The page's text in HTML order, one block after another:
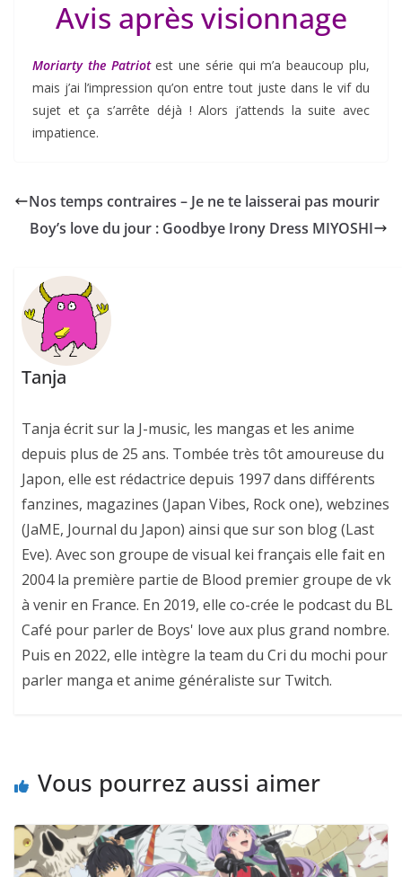
Avis après visionnage
Moriarty the Patriot est une série qui m’a beaucoup plu,
mais j’ai l’impression qu’on entre tout juste dans le vif du
sujet et ça s’arrête déjà ! Alors j’attends la suite avec
impatience.
Nos temps contraires – Je ne te laisserai pas mourir
Boy’s love du jour : Goodbye Irony Dress MIYOSHI
Tanja
Tanja écrit sur la J-music, les mangas et les anime
depuis plus de 25 ans. Tombée très tôt amoureuse du
Japon, elle est rédactrice depuis 1997 dans différents
fanzines, magazines (Japan Vibes, Rock one), webzines
(JaME, Journal du Japon) ainsi que sur son blog (Last
Eve). Avec son groupe de visual kei français elle fait en
2004 la première partie de Blood premier groupe de vk
à venir en France. En 2019, elle co-crée le podcast du BL
Café pour parler de Boys' love aux plus grand nombre.
Puis en 2022, elle intègre la team du Cri du mochi pour
parler manga et anime généraliste sur Twitch.
Vous pourrez aussi aimer